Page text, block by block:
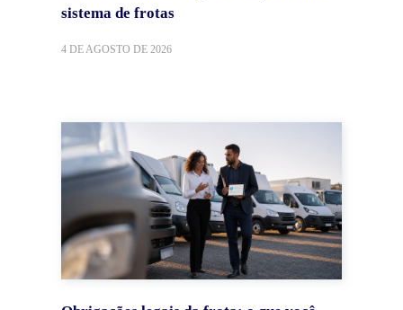
sistema de frotas
4 DE AGOSTO DE 2026